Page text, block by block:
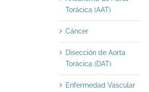
Torácica (AAT)
Cáncer
Disección de Aorta
Torácica (DAT)
Enfermedad Vascular